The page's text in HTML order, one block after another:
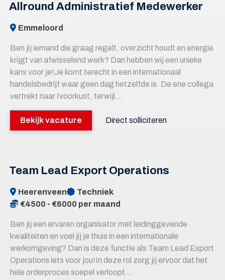
Allround Administratief Medewerker
Emmeloord
Ben jij iemand die graag regelt, overzicht houdt en energie
krijgt van afwisselend werk? Dan hebben wij een unieke
kans voor je!Je komt terecht in een internationaal
handelsbedrijf waar geen dag hetzelfde is. De ene collega
vertrekt naar Ivoorkust, terwijl...
Bekijk vacature Direct solliciteren
Team Lead Export Operations
Heerenveen
Techniek
€4500 - €6000 per maand
Ben jij een ervaren organisator met leidinggevende
kwaliteiten en voel jij je thuis in een internationale
werkomgeving? Dan is deze functie als Team Lead Export
Operations iets voor jou!In deze rol zorg jij ervoor dat het
hele orderproces soepel verloopt...